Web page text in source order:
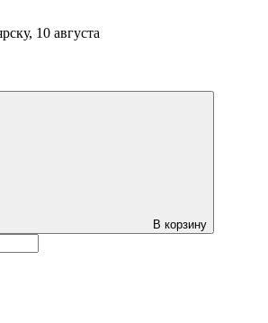
10 августа
В корзину